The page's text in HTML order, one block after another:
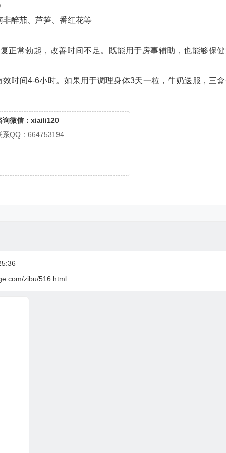
醉茄、芦笋、番红花等
正常勃起，改善时间不足。既能用于房事辅助，也能够保
时间4-6小时。如果用于调理身体3天一粒，牛奶送服，三
询微信：xiaili120
系QQ：664753194
zibu/516.html